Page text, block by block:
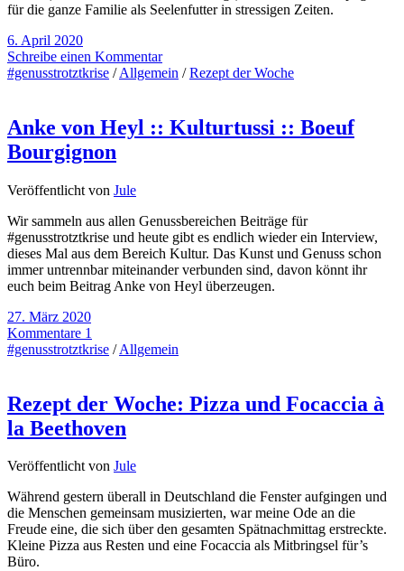
für die ganze Familie als Seelenfutter in stressigen Zeiten.
6. April 2020
Schreibe einen Kommentar
#genusstrotztkrise /Allgemein /Rezept der Woche
Anke von Heyl :: Kulturtussi :: Boeuf
Bourgignon
Veröffentlicht von Jule
Wir sammeln aus allen Genussbereichen Beiträge für
#genusstrotztkrise und heute gibt es endlich wieder ein Interview,
dieses Mal aus dem Bereich Kultur. Das Kunst und Genuss schon
immer untrennbar miteinander verbunden sind, davon könnt ihr
euch beim Beitrag Anke von Heyl überzeugen.
27. März 2020
Kommentare 1
#genusstrotztkrise /Allgemein
Rezept der Woche: Pizza und Focaccia à
la Beethoven
Veröffentlicht von Jule
Während gestern überall in Deutschland die Fenster aufgingen und
die Menschen gemeinsam musizierten, war meine Ode an die
Freude eine, die sich über den gesamten Spätnachmittag erstreckte.
Kleine Pizza aus Resten und eine Focaccia als Mitbringsel für’s
Büro.